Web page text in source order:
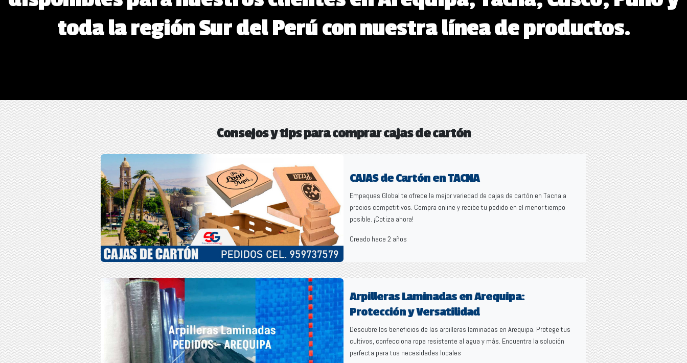
toda la región Sur del Perú con nuestra línea de productos.
Consejos y tips para comprar cajas de cartón
CAJAS de Cartón en TACNA
Empaques Global te ofrece la mejor variedad de cajas de cartón en Tacna a
precios competitivos. Compra online y recibe tu pedido en el menor tiempo
posible. ¡Cotiza ahora!
Creado hace 2 años
Arpilleras Laminadas en Arequipa:
Protección y Versatilidad
Descubre los beneficios de las arpilleras laminadas en Arequipa. Protege tus
cultivos, confecciona ropa resistente al agua y más. Encuentra la solución
perfecta para tus necesidades locales